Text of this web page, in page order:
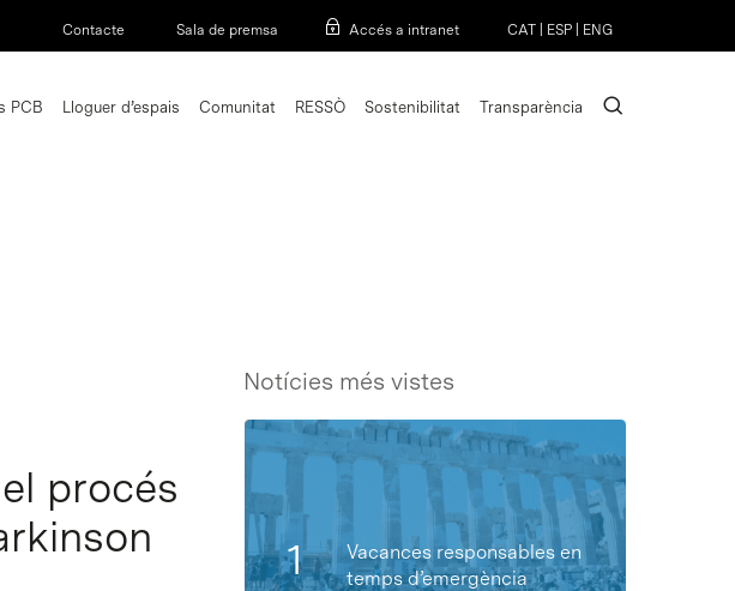
Contacte Sala de premsa Accés a intranet CAT ESP ENG
PCB Lloguer d’espais Comunitat RESSÒ Sostenibilitat Transparència search
procés
Notícies més vistes
Vacances responsables en
temps d’emergència